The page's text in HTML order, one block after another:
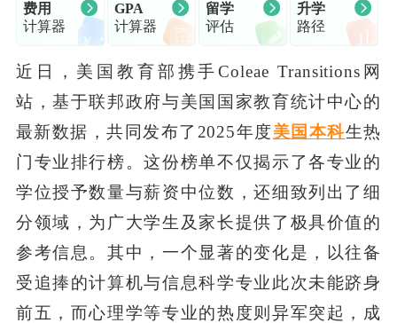
费用
计算器
GPA
计算器
留学
评估
升学
路径
近日，美国教育部携手Coleae Transitions网
站，基于联邦政府与美国国家教育统计中心的
最新数据，共同发布了2025年度美国本科生热
门专业排行榜。这份榜单不仅揭示了各专业的
学位授予数量与薪资中位数，还细致列出了细
分领域，为广大学生及家长提供了极具价值的
参考信息。其中，一个显著的变化是，以往备
受追捧的计算机与信息科学专业此次未能跻身
前五，而心理学等专业的热度则异军突起，成